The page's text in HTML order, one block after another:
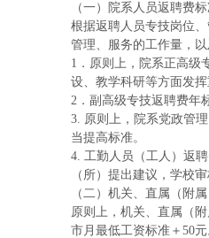
（一）院系人员返聘费
根据返聘人员专技岗位
管理、服务的工作量，
1．原则上，院系正高级
设、教学科研等方面发
2．副高级专技返聘费年
3. 原则上，院系党政管
当提高标准。
4. 工勤人员（工人）返
（所）提出建议，学校审
（二）机关、直属（附
原则上，机关、直属（
市月最低工资标准＋50